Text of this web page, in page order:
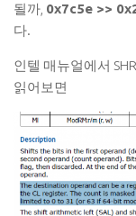
될까, 0x7c5e >>
다.
인텔 매뉴얼에서
읽어보면